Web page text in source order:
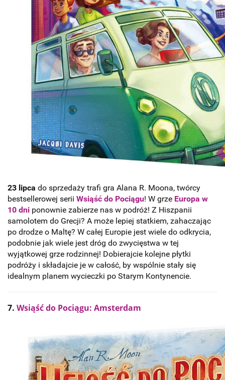
23 lipca do sprzedaży trafi gra Alana R. Moona, twórcy
bestsellerowej serii Wsiąść do Pociągu! W grze Europa w
10 dni ponownie zabierze nas w podróż! Z Hiszpanii
samolotem do Grecji? A może lepiej statkiem, zahaczając
po drodze o Maltę? W całej Europie jest wiele do odkrycia,
podobnie jak wiele jest dróg do zwycięstwa w tej
wyjątkowej grze rodzinnej! Dobierajcie kolejne płytki
podróży i składajcie je w całość, by wspólnie stały się
idealnym planem wycieczki po Starym Kontynencie.
7. Wsiąść do Pociągu: Amsterdam